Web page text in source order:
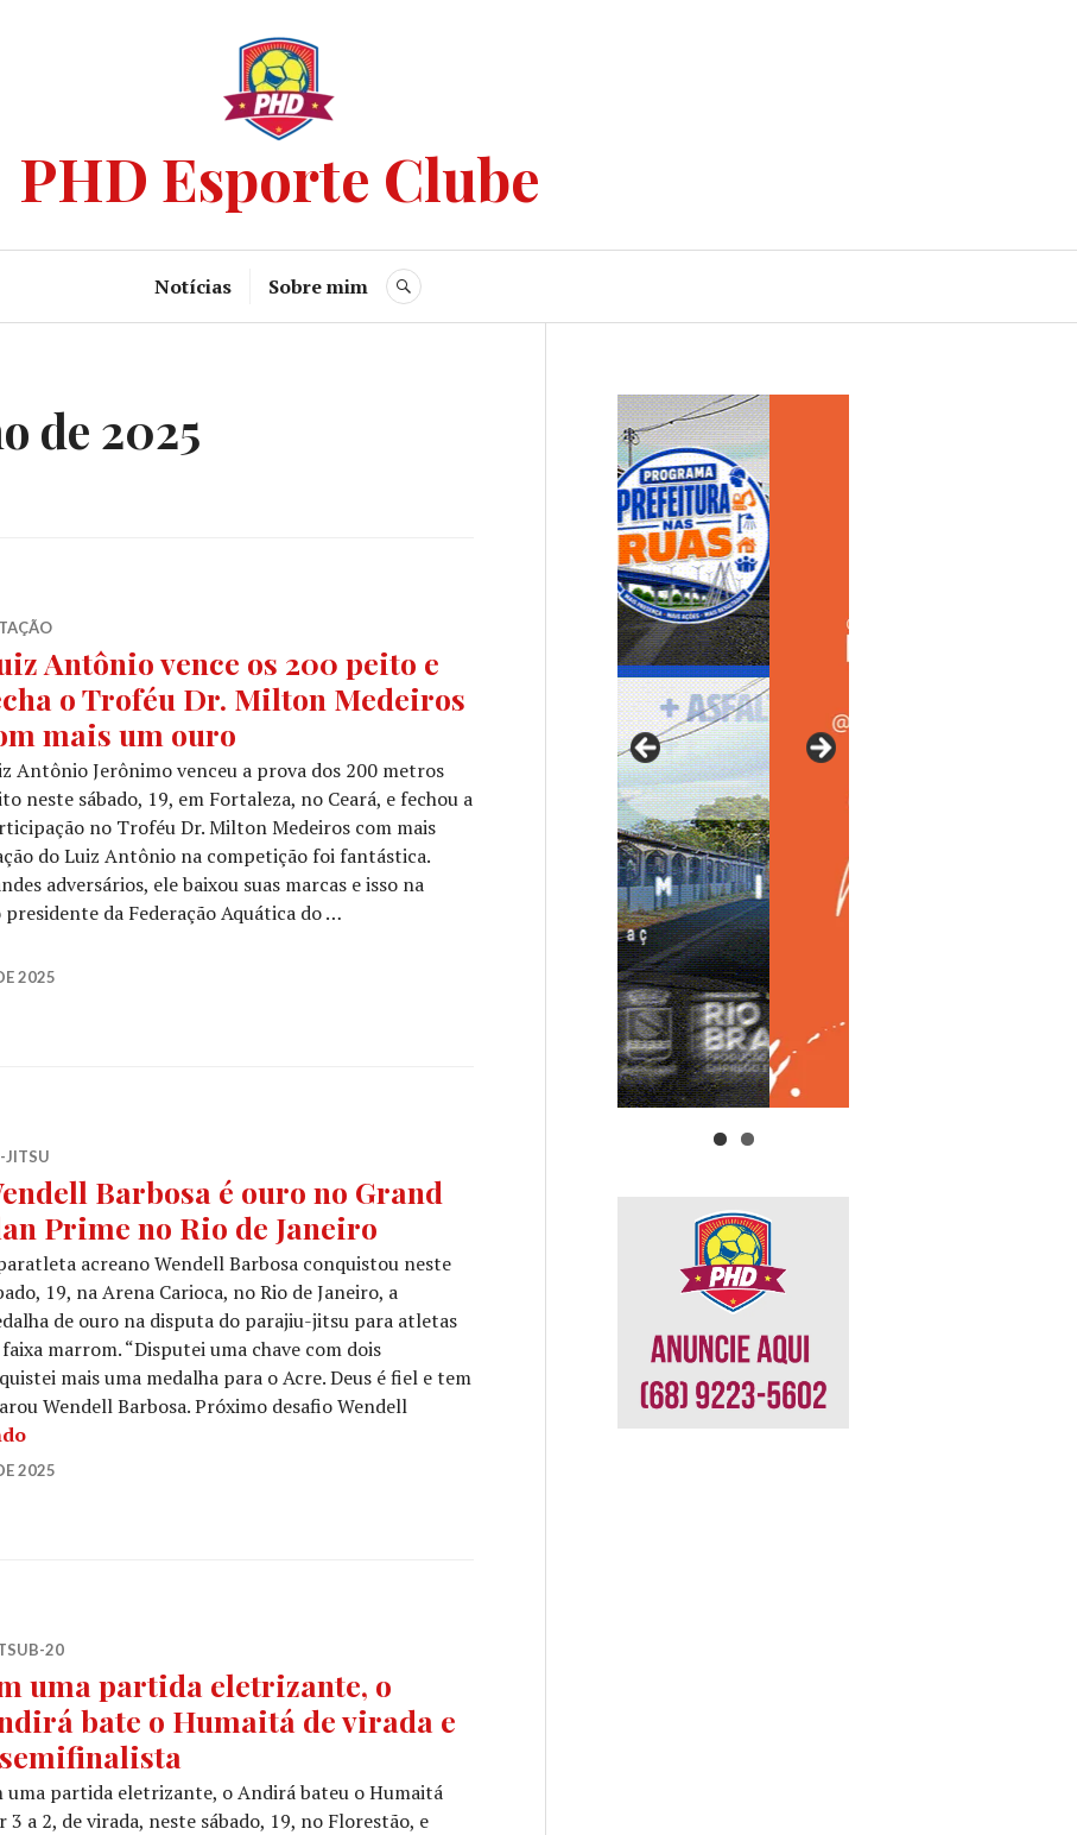
PHD Esporte Clube
Notícias Sobre mim
de 2025
Antônio vence os 200 peito e
o Troféu Dr. Milton Medeiros
mais um ouro
Antônio Jerônimo venceu a prova dos 200 metros
neste sábado, 19, em Fortaleza, no Ceará, e fechou a
no Troféu Dr. Milton Medeiros com mais
do Luiz Antônio na competição foi fantástica.
adversários, ele baixou suas marcas e isso na
da Federação Aquática do …
2025
JITSU
Barbosa é ouro no Grand
Prime no Rio de Janeiro
acreano Wendell Barbosa conquistou neste
19, na Arena Carioca, no Rio de Janeiro, a
de ouro na disputa do parajiu-jitsu para atletas
marrom. “Disputei uma chave com dois
mais uma medalha para o Acre. Deus é fiel e tem
Wendell Barbosa. Próximo desafio Wendell
2025
20
uma partida eletrizante, o
bate o Humaitá de virada e
uma partida eletrizante, o Andirá bateu o Humaitá
3 a 2, de virada, neste sábado, 19, no Florestão, e